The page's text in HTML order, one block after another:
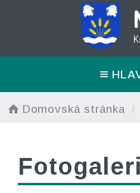
Domovská stránka